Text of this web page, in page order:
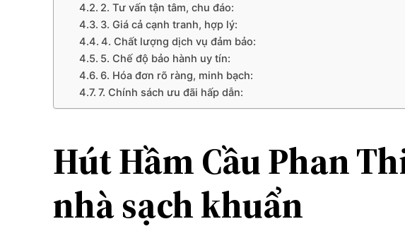
2. Tư vấn tận tâm, chu đáo:
3. Giá cả cạnh tranh, hợp lý:
4. Chất lượng dịch vụ đảm bảo:
5. Chế độ bảo hành uy tín:
6. Hóa đơn rõ ràng, minh bạch:
7. Chính sách ưu đãi hấp dẫn:
Hút Hầm Cầu Phan
nhà sạch khuẩn